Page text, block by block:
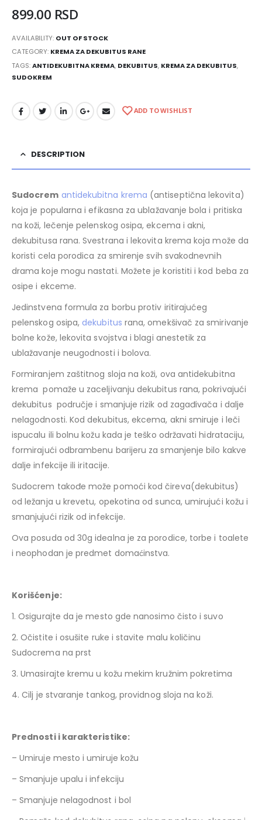
899.00 RSD
AVAILABILITY: OUT OF STOCK
CATEGORY: KREMA ZA DEKUBITUS RANE
TAGS:ANTIDEKUBITNA KREMA, DEKUBITUS, KREMA ZA DEKUBITUS,
SUDOKREM
ADD TO WISHLIST
DESCRIPTION
Sudocrem antidekubitna krema (antiseptična lekovita)
koja je popularna i efikasna za ublažavanje bola i pritiska
na koži, lečenje pelenskog osipa, ekcema i akni,
dekubitusa rana. Svestrana i lekovita krema koja može da
koristi cela porodica za smirenje svih svakodnevnih
drama koje mogu nastati. Možete je koristiti i kod beba za
osipe i ekceme.
Jedinstvena formula za borbu protiv iritirajućeg
pelenskog osipa,dekubitus rana, omekšivač za smirivanje
bolne kože, lekovita svojstva i blagi anestetik za
ublažavanje neugodnosti i bolova.
Formiranjem zaštitnog sloja na koži, ova antidekubitna
krema pomaže u zaceljivanju dekubitus rana, pokrivajući
dekubitus područje i smanjuje rizik od zagađivača i dalje
nelagodnosti. Kod dekubitus, ekcema, akni smiruje i leči
ispucalu ili bolnu kožu kada je teško održavati hidrataciju,
formirajući odbrambenu barijeru za smanjenje bilo kakve
dalje infekcije ili iritacije.
Sudocrem takođe može pomoći kod čireva(dekubitus)
od ležanja u krevetu, opekotina od sunca, umirujući kožu i
smanjujući rizik od infekcije.
Ova posuda od 30g idealna je za porodice, torbe i toalete
i neophodan je predmet domaćinstva.
Korišćenje:
1. Osigurajte da je mesto gde nanosimo čisto i suvo
2. Očistite i osušite ruke i stavite malu količinu
Sudocrema na prst
3. Umasirajte kremu u kožu mekim kružnim pokretima
4. Cilj je stvaranje tankog, providnog sloja na koži.
Prednosti i karakteristike:
– Umiruje mesto i umiruje kožu
– Smanjuje upalu i infekciju
– Smanjuje nelagodnost i bol